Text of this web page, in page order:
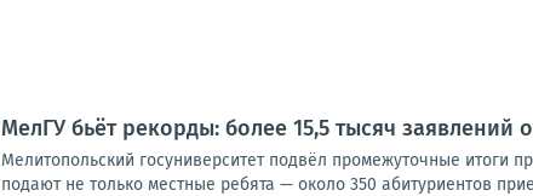
МелГУ бьёт рекорды: более 15,5 тысяч заявлений
Мелитопольский госуниверситет подвёл промежуточные итоги
подают не только местные ребята — около 350 абитуриентов